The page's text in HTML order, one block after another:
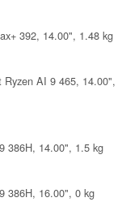
392, 14.00", 1.48 kg
AI 9 465, 14.00",
386H, 14.00", 1.5 kg
386H, 16.00", 0 kg